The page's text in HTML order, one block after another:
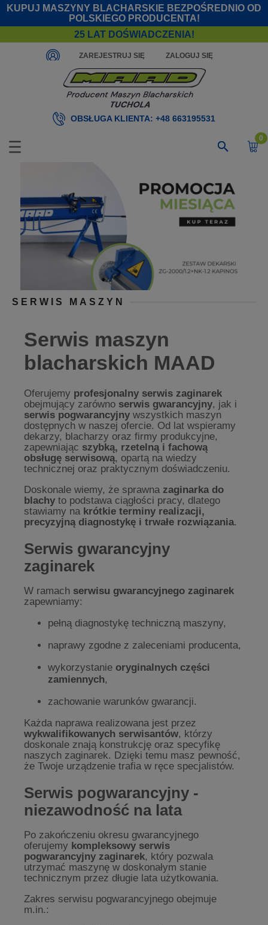
KUPUJ MASZYNY BLACHARSKIE BEZPOŚREDNIO OD
POLSKIEGO PRODUCENTA!
25 LAT DOŚWIADCZENIA!
ZAREJESTRUJ SIĘ ZALOGUJ SIĘ
OBSŁUGA KLIENTA: +48 663195531
SERWIS MASZYN
Serwis maszyn
blacharskich MAAD
Oferujemy profesjonalny serwis zaginarek
obejmujący zarówno serwis gwarancyjny, jak i
serwis pogwarancyjny wszystkich maszyn
dostępnych w naszej ofercie. Od lat wspieramy
dekarzy, blacharzy oraz firmy produkcyjne,
zapewniając szybką, rzetelną i fachową
obsługę serwisową, opartą na wiedzy
technicznej oraz praktycznym doświadczeniu.
Doskonale wiemy, że sprawna zaginarka do
blachy to podstawa ciągłości pracy, dlatego
stawiamy na krótkie terminy realizacji,
precyzyjną diagnostykę i trwałe rozwiązania.
Serwis gwarancyjny
zaginarek
W ramach serwisu gwarancyjnego zaginarek
zapewniamy:
pełną diagnostykę techniczną maszyny,
naprawy zgodne z zaleceniami producenta,
wykorzystanie oryginalnych części
zamiennych,
zachowanie warunków gwarancji.
Każda naprawa realizowana jest przez
wykwalifikowanych serwisantów, którzy
doskonale znają konstrukcję oraz specyfikę
naszych zaginarek. Dzięki temu masz pewność,
że Twoje urządzenie trafia w ręce specjalistów.
Serwis pogwarancyjny -
niezawodność na lata
Po zakończeniu okresu gwarancyjnego
oferujemy kompleksowy serwis
pogwarancyjny zaginarek, który pozwala
utrzymać maszynę w doskonałym stanie
technicznym przez długie lata użytkowania.
Zakres serwisu pogwarancyjnego obejmuje
m.in.: